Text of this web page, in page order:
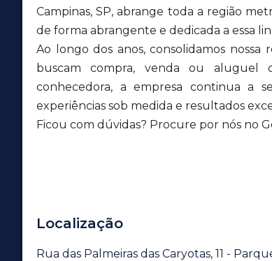
Campinas, SP, abrange toda a região
de forma abrangente e dedicada a essa
Ao longo dos anos, consolidamos
buscam compra, venda ou aluguel
conhecedora, a empresa continua a
experiências sob medida e resultados
Ficou com dúvidas? Procure por nós no
Localização
Rua das Palmeiras das Caryotas, 11 -